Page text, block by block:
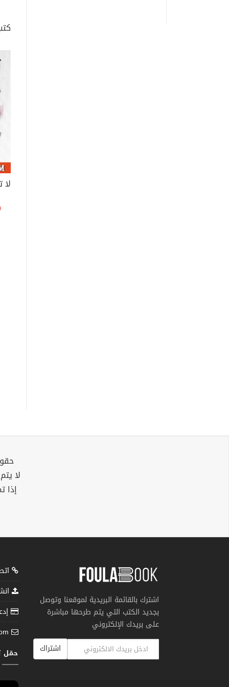
لا
إذا
اشترك بالقائمة البريدية لموقعنا وتوصل
بجديد الكتب التي يتم طرحها مباشرة
على بريدك الإلكتروني
اشتراك
حمّل